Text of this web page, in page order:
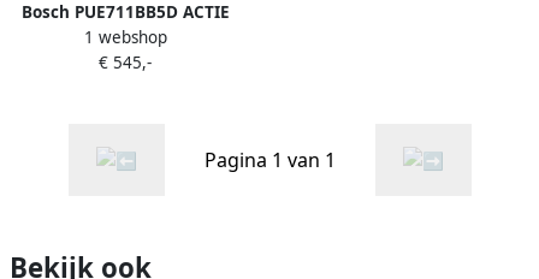
Bosch PUE711BB5D ACTIE
geschikt voor normaal
stopcontact
1 webshop
€ 545,-
Pagina 1 van 1
Bekijk ook